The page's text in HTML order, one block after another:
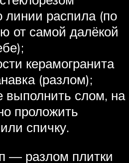
линии распила (по
от самой далёкой
керамогранита
(разлом);
выполнить слом, на
проложить
спичку.
— разлом плитки